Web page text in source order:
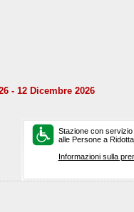
- 12 Dicembre 2026
Stazione con
alle Persone a
Informazioni sulla